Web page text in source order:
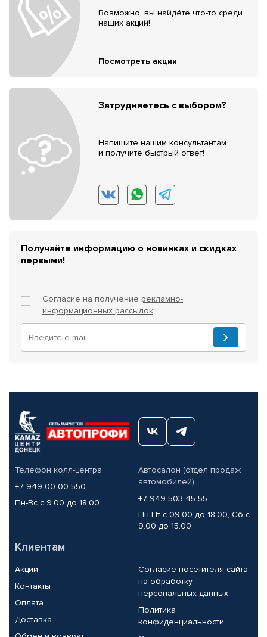
Возможно, вы найдёте что-то среди
наших акций!
Посмотреть акции
Затрудняетесь с выбором?
Напишите нашим консультантам
и получите быстрый ответ!
Получайте информацию о новинках и скидках
первыми!
Согласие на получение рекламно-
информационных рассылок
Телефон колл-центра
+7 949 00-00-550
Пн-Вс с 9.00 до 18.00
Автосалон (отдел продаж
автомобилей)
+7 949 503-45-55
Пн-Пт с 09.00 до 18.00, Сб с
9.00 до 15.00
Клиентам
Акции
Контакты
Оплата
Доставка
Согласие посетителя сайта
на обработку
персональных данных
Политика
конфиденциальности